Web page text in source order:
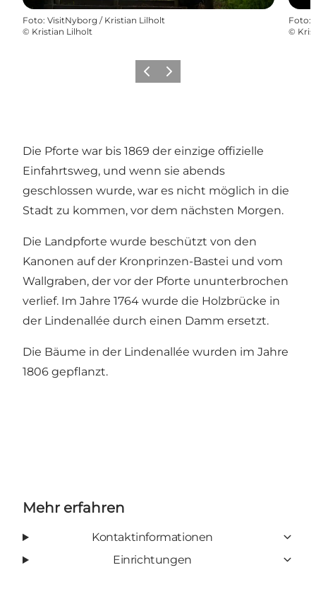
Foto: VisitNyborg / Kristian Lilholt
© Kristian Lilholt
Foto:
©
ZurückWeiter
Die Pforte war bis 1869 der einzige offizielle
Einfahrtsweg, und wenn sie abends
geschlossen wurde, war es nicht möglich in die
Stadt zu kommen, vor dem nächsten Morgen.
Die Landpforte wurde beschützt von den
Kanonen auf der Kronprinzen-Bastei und vom
Wallgraben, der vor der Pforte ununterbrochen
verlief. Im Jahre 1764 wurde die Holzbrücke in
der Lindenallée durch einen Damm ersetzt.
Die Bäume in der Lindenallée wurden im Jahre
1806 gepflanzt.
Mehr erfahren
Kontaktinformationen
Einrichtungen